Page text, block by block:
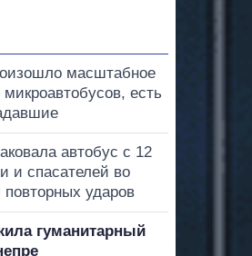
масштабное
есть
автобус с 12
и спасателей во
повторных ударов
гуманитарный